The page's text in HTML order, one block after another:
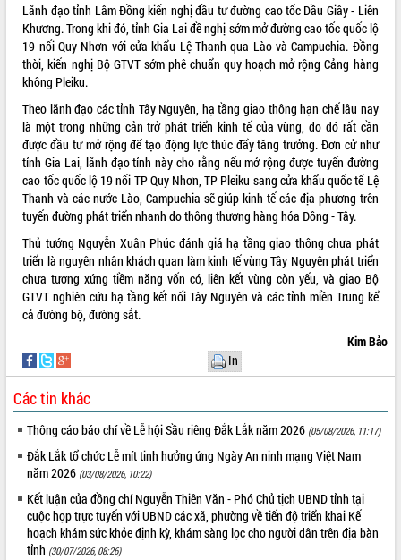
VIDEO
Không có file video nào để phát.
ALBUM ẢNH
LIÊN KẾT WEB
Hôm nay: 3806
Tất cả: 66049129
Lãnh đạo tỉnh Lâm Đồng kiến nghị đầu tư đường cao tốc Dầu Giây - Liên
Khương. Trong khi đó, tỉnh Gia Lai đề nghị sớm mở đường cao tốc quốc lộ
19 nối Quy Nhơn với cửa khẩu Lệ Thanh qua Lào và Campuchia. Đồng
thời, kiến nghị Bộ GTVT sớm phê chuẩn quy hoạch mở rộng Cảng hàng
không Pleiku.
Theo lãnh đạo các tỉnh Tây Nguyên, hạ tầng giao thông hạn chế lâu nay
là một trong những cản trở phát triển kinh tế của vùng, do đó rất cần
được đầu tư mở rộng để tạo động lực thúc đẩy tăng trưởng. Đơn cử như
tỉnh Gia Lai, lãnh đạo tỉnh này cho rằng nếu mở rộng được tuyến đường
cao tốc quốc lộ 19 nối TP Quy Nhơn, TP Pleiku sang cửa khẩu quốc tế Lệ
Thanh và các nước Lào, Campuchia sẽ giúp kinh tế các địa phương trên
tuyến đường phát triển nhanh do thông thương hàng hóa Đông - Tây.
Thủ tướng Nguyễn Xuân Phúc đánh giá hạ tầng giao thông chưa phát
triển là nguyên nhân khách quan làm kinh tế vùng Tây Nguyên phát triển
chưa tương xứng tiềm năng vốn có, liên kết vùng còn yếu, và giao Bộ
GTVT nghiên cứu hạ tầng kết nối Tây Nguyên và các tỉnh miền Trung kể
cả đường bộ, đường sắt.
Kim Bảo
In
Các tin khác
Thông cáo báo chí về Lễ hội Sầu riêng Đắk Lắk năm 2026 (05/08/2026, 11:17)
Đắk Lắk tổ chức Lễ mít tinh hưởng ứng Ngày An ninh mạng Việt Nam
năm 2026 (03/08/2026, 10:22)
Kết luận của đồng chí Nguyễn Thiên Văn - Phó Chủ tịch UBND tỉnh tại
cuộc họp trực tuyến với UBND các xã, phường về tiến độ triển khai Kế
hoạch khám sức khỏe định kỳ, khám sàng lọc cho người dân trên địa bàn
tỉnh (30/07/2026, 08:26)